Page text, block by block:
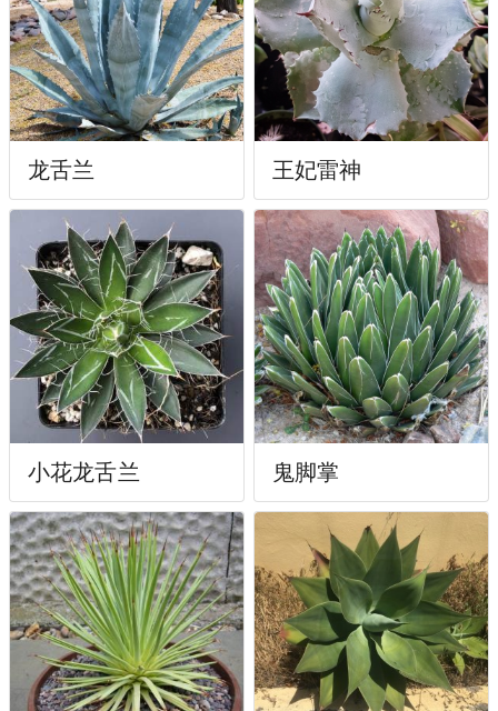
龙舌兰 王妃雷神
小花龙舌兰 鬼脚掌